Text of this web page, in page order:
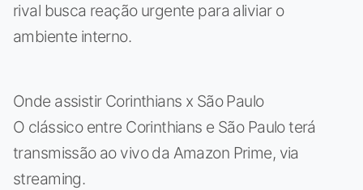
rival busca reação urgente para aliviar o
ambiente interno.
Onde assistir Corinthians x São Paulo
O clássico entre Corinthians e São Paulo terá
transmissão ao vivo da Amazon Prime, via
streaming.